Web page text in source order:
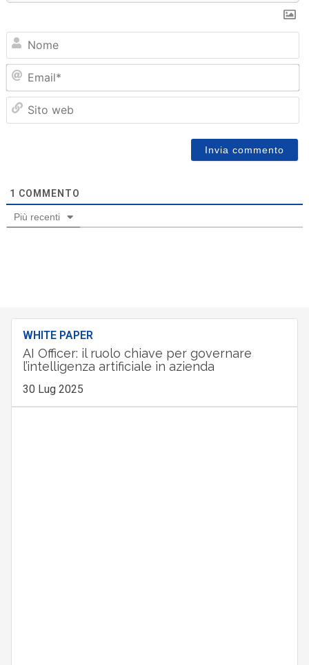
1 COMMENTO
Più recenti
WHITE PAPER
AI Officer: il ruolo chiave per governare
l’intelligenza artificiale in azienda
30 Lug 2025